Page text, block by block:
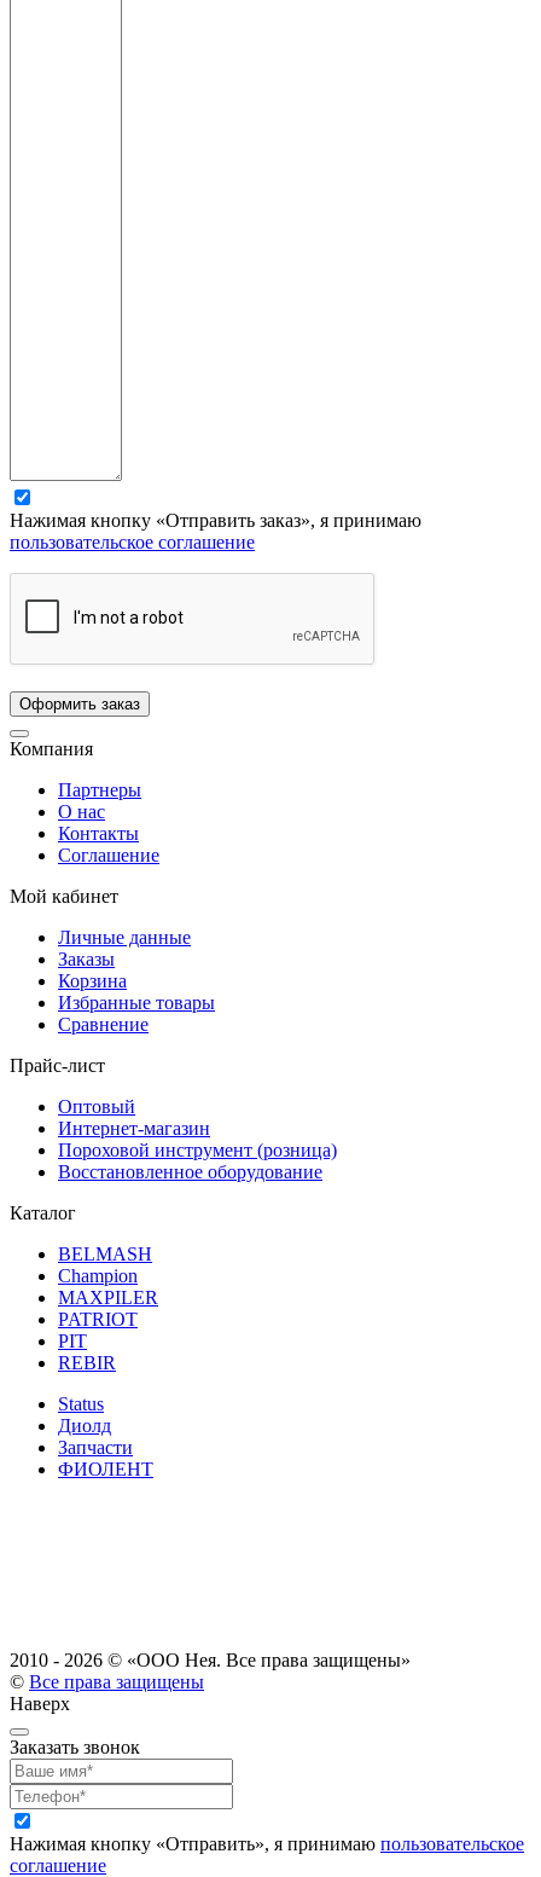
Нажимая кнопку «Отправить заказ», я принимаю
пользовательское соглашение
Компания
Партнеры
О нас
Контакты
Соглашение
Мой кабинет
Личные данные
Заказы
Корзина
Избранные товары
Сравнение
Прайс-лист
Оптовый
Интернет-магазин
Пороховой инструмент (розница)
Восстановленное оборудование
Каталог
BELMASH
Champion
MAXPILER
PATRIOT
PIT
REBIR
Status
Диолд
Запчасти
ФИОЛЕНТ
2010 - 2026 © «ООО Нея. Все права защищены»
© Все права защищены
Наверх
Заказать звонок
Нажимая кнопку «Отправить», я принимаю пользовательское
соглашение